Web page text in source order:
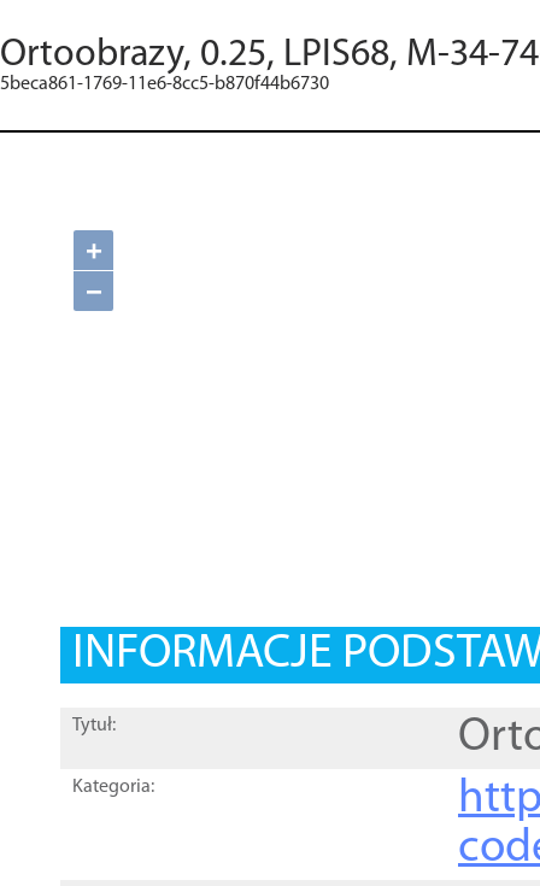
Ortoobrazy, 0.25, LPIS68, M-34-
5beca861-1769-11e6-8cc5-b870f44b6730
+
−
INFORMACJE
Tytuł:
Kategoria: